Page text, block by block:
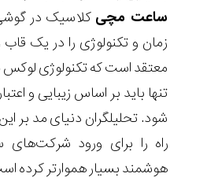
ساعت مچی کلاسیک در
زمان و تکنولوژی را در یک قاب
معتقد است که تکنولوژی لوکس
تنها باید بر اساس زیبایی و
شود. تحلیلگران دنیای مد بر این
راه را برای ورود شرکت‌های
هوشمند بسیار هموارتر کرده